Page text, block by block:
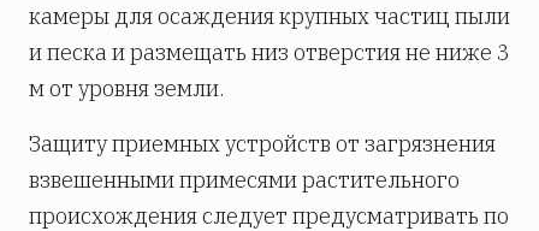
камеры для осаждения крупных частиц пыли
и песка и размещать низ отверстия не ниже 3
м от уровня земли.
Защиту приемных устройств от загрязнения
взвешенными примесями растительного
происхождения следует предусматривать по